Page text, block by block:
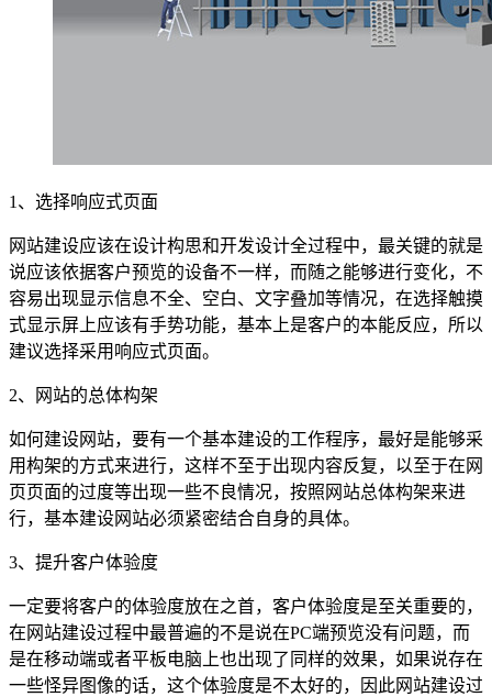
1、选择响应式页面
网站建设应该在设计构思和开发设计全过程中，最关键的就是
说应该依据客户预览的设备不一样，而随之能够进行变化，不
容易出现显示信息不全、空白、文字叠加等情况，在选择触摸
式显示屏上应该有手势功能，基本上是客户的本能反应，所以
建议选择采用响应式页面。
2、网站的总体构架
如何建设网站，要有一个基本建设的工作程序，最好是能够采
用构架的方式来进行，这样不至于出现内容反复，以至于在网
页页面的过度等出现一些不良情况，按照网站总体构架来进
行，基本建设网站必须紧密结合自身的具体。
3、提升客户体验度
一定要将客户的体验度放在之首，客户体验度是至关重要的，
在网站建设过程中最普遍的不是说在PC端预览没有问题，而
是在移动端或者平板电脑上也出现了同样的效果，如果说存在
一些怪异图像的话，这个体验度是不太好的，因此网站建设过